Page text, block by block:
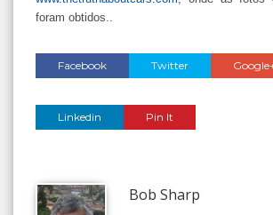
foram obtidos..
Facebook Twitter
Linkedin Pin It
Bob Sharp